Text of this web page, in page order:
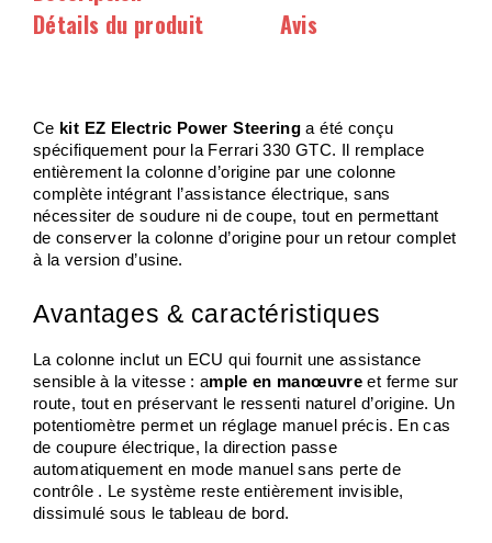
Détails du produit
Avis
Ce kit EZ Electric Power Steering a été conçu
spécifiquement pour la Ferrari 330 GTC. Il remplace
entièrement la colonne d’origine par une colonne
complète intégrant l’assistance électrique, sans
nécessiter de soudure ni de coupe, tout en permettant
de conserver la colonne d’origine pour un retour complet
à la version d’usine.
Avantages & caractéristiques
La colonne inclut un ECU qui fournit une assistance
sensible à la vitesse : ample en manœuvre et ferme sur
route, tout en préservant le ressenti naturel d’origine. Un
potentiomètre permet un réglage manuel précis. En cas
de coupure électrique, la direction passe
automatiquement en mode manuel sans perte de
contrôle . Le système reste entièrement invisible,
dissimulé sous le tableau de bord.